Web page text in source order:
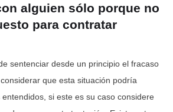
alguien sólo porque no
para contratar
sentenciar desde un principio el fracaso
que esta situación podría
si este es su caso considere